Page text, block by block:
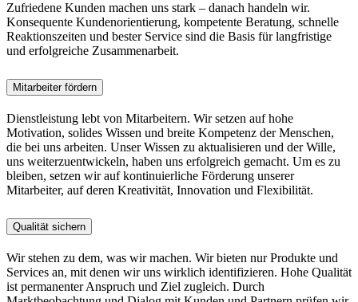
Zufriedene Kunden machen uns stark – danach handeln wir.
Konsequente Kundenorientierung, kompetente Beratung, schnelle
Reaktionszeiten und bester Service sind die Basis für langfristige
und erfolgreiche Zusammenarbeit.
Mitarbeiter fördern
Dienstleistung lebt von Mitarbeitern. Wir setzen auf hohe
Motivation, solides Wissen und breite Kompetenz der Menschen,
die bei uns arbeiten. Unser Wissen zu aktualisieren und der Wille,
uns weiterzuentwickeln, haben uns erfolgreich gemacht. Um es zu
bleiben, setzen wir auf kontinuierliche Förderung unserer
Mitarbeiter, auf deren Kreativität, Innovation und Flexibilität.
Qualität sichern
Wir stehen zu dem, was wir machen. Wir bieten nur Produkte und
Services an, mit denen wir uns wirklich identifizieren. Hohe Qualität
ist permanenter Anspruch und Ziel zugleich. Durch